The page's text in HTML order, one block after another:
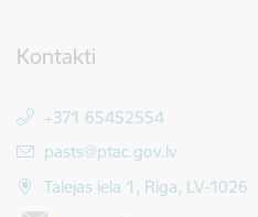
Kontakti
+371 65452554
E-pasts:
pasts@ptac.gov.lv
Talejas iela 1, Rīga, LV-1026